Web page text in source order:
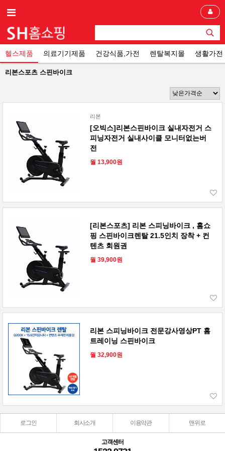
헬스제품 의료기기제품 건강식품,가전 렌탈복지몰 생활가전
리본스포츠 스핀바이크
리본
[오빅스]리본스핀바이크 실내자전거 스
피닝자전거 실내사이클 모니터없는버
전
월 13,900원
[리본스포츠] 리본 스피닝바이크 , 홈쇼
핑 스핀바이크렌탈 21.5인치 장착 + 컨
텐츠 회원권
월 39,900원
리본 스피닝바이크 전문강사영상PT 홈
트레이닝 스핀바이크
월 32,900원
로그인 회사소개 이용약관 맨위로
고객센터